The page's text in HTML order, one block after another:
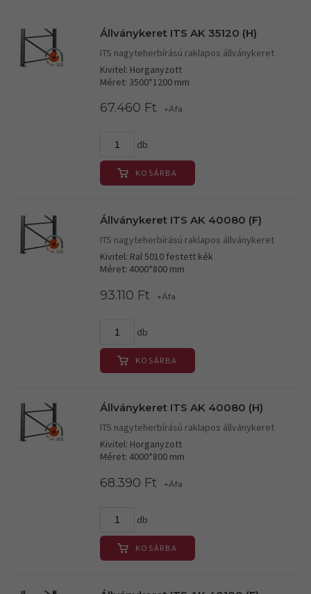
Állványkeret ITS AK 35120 (H)
ITS nagyteherbírású raklapos állványkeret
Kivitel: Horganyzott
Méret: 3500*1200 mm
67.460 Ft +Áfa
db
KOSÁRBA
Állványkeret ITS AK 40080 (F)
ITS nagyteherbírású raklapos állványkeret
Kivitel: Ral 5010 festett kék
Méret: 4000*800 mm
93.110 Ft +Áfa
db
KOSÁRBA
Állványkeret ITS AK 40080 (H)
ITS nagyteherbírású raklapos állványkeret
Kivitel: Horganyzott
Méret: 4000*800 mm
68.390 Ft +Áfa
db
KOSÁRBA